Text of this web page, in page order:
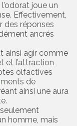
l’odorat joue un
Effectivement,
des réponses
ancrés
ainsi agir comme
et l’attraction
olfactives
de
ainsi une aura
homme, mais